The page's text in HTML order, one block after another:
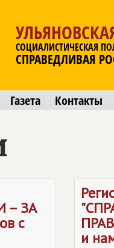
СОЦИАЛИСТИЧЕСКАЯ
СПРАВЕДЛИВАЯ
Газета Контакты
– ЗА
с
"
и